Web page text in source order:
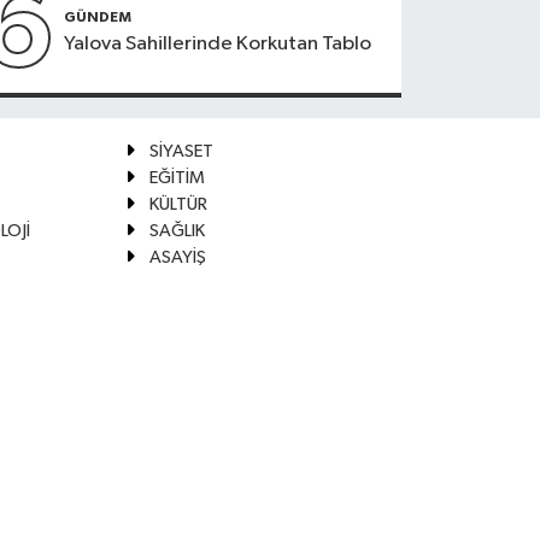
GÜNDEM
Yalova Sahillerinde Korkutan Tablo
SİYASET
EĞİTİM
KÜLTÜR
SAĞLIK
ASAYİŞ